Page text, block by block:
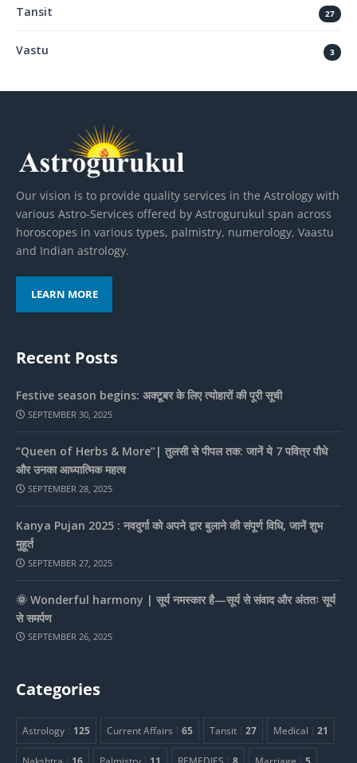
Tansit 27
Vastu 3
Our vision is to provide quality services in the Astrology with
various Astro-Services offered by Astrogurukul span across
horoscopes in various types, palmistry, numerology, Vaastu
and Indian astrology.
LEARN MORE
Recent Posts
Festive season begins: अक्टूबर के लिए त्योहारों की पूरी सूची
SEPTEMBER 30, 2025
“Queen of Herbs & More”| तुलसी से पीपल तक: जानें ये 7 पवित्र पौधे
और उनका आध्यात्मिक महत्व
SEPTEMBER 28, 2025
Kanya Pujan 2025 : नवदुर्गा को अपने द्वार बुलाने की संपूर्ण विधि, जानें शुभ
मुहूर्त
SEPTEMBER 27, 2025
🌞 Wonderful harmony | सूर्य नमस्कार है—सूर्य से संवाद और अंततः सूर्य
से समर्पण
SEPTEMBER 26, 2025
Categories
Astrology 125 Current Affairs 65 Tansit 27 Medical 21